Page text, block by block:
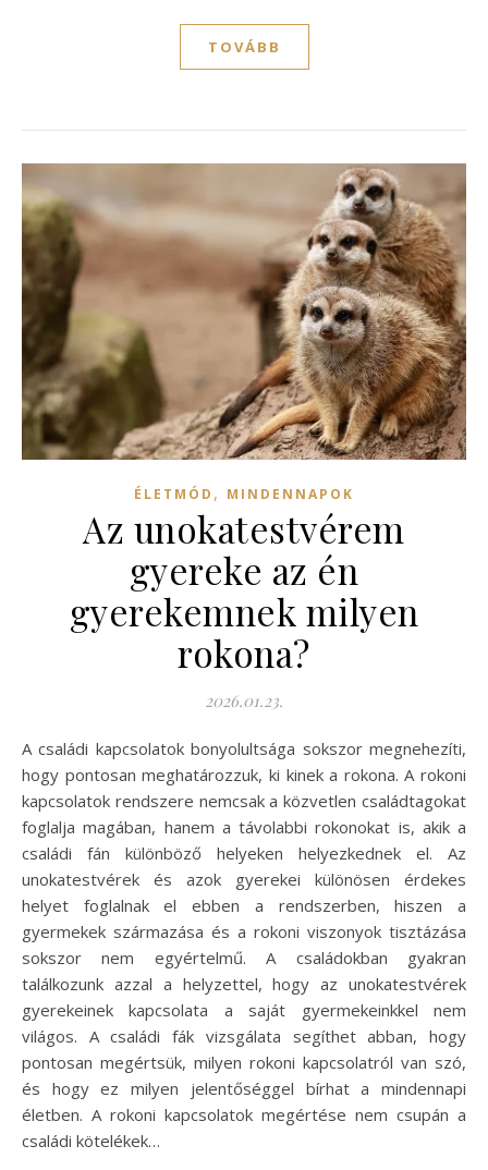
TOVÁBB
ÉLETMÓD , MINDENNAPOK
Az unokatestvérem
gyereke az én
gyerekemnek milyen
rokona?
2026.01.23.
A családi kapcsolatok bonyolultsága sokszor megnehezíti,
hogy pontosan meghatározzuk, ki kinek a rokona. A rokoni
kapcsolatok rendszere nemcsak a közvetlen családtagokat
foglalja magában, hanem a távolabbi rokonokat is, akik a
családi fán különböző helyeken helyezkednek el. Az
unokatestvérek és azok gyerekei különösen érdekes
helyet foglalnak el ebben a rendszerben, hiszen a
gyermekek származása és a rokoni viszonyok tisztázása
sokszor nem egyértelmű. A családokban gyakran
találkozunk azzal a helyzettel, hogy az unokatestvérek
gyerekeinek kapcsolata a saját gyermekeinkkel nem
világos. A családi fák vizsgálata segíthet abban, hogy
pontosan megértsük, milyen rokoni kapcsolatról van szó,
és hogy ez milyen jelentőséggel bírhat a mindennapi
életben. A rokoni kapcsolatok megértése nem csupán a
családi kötelékek…